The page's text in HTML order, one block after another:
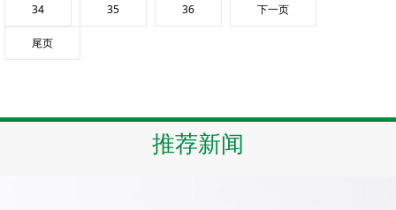
34 35 36 下一页
尾页
推荐新闻